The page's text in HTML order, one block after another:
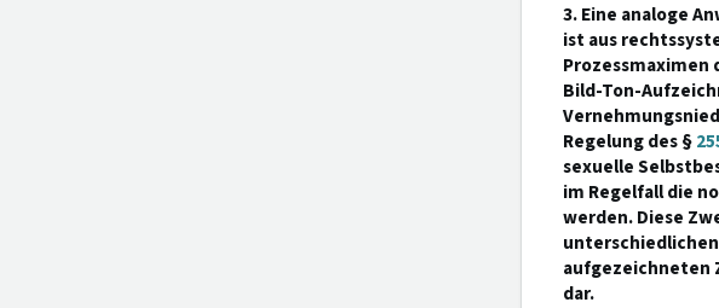
3. Eine analoge
ist aus
Bild-Ton-
Regelung des §
sexuelle
im Regelfall die
werden. Diese
aufgezeichneten
dar.